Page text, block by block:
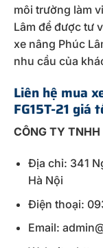
môi trường làm
Lâm để được tư
xe nâng Phúc
nhu cầu của
Liên hệ mua
FG15T-21 giá
CÔNG TY
Địa chỉ: 341
Hà Nội
Điện thoại:
Email: